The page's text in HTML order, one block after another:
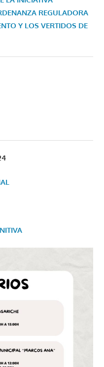
REGULADORA
Y LOS VERTIDOS DE